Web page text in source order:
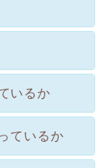
いるか
ているか